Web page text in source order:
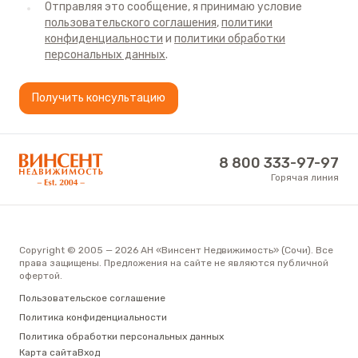
и техникой. Можно смело приглашать друзей на
новоселье сразу после покупки!
Курортный отличается очень выгодной локацией.
близость всей инфраструктуры – вот перечень
Очень удобный выезд на улицу Ленина позволяет
быстро доехать до делового центра Сочи,
добраться до Курортного проспекта,
Олимпийского парка или же курортов Красной
Поляны. Рядом с домом находится большое
Отправляя это сообщение, я принимаю условие
пользовательского соглашения,политики
конфиденциальности и политики обработки
персональных данных.
Получить консультацию
АН «Винсент Недвижимость» 8 800 333-97-97
Горячая линия
Copyright © 2005 — 2026 АН «Винсент Недвижимость» (Сочи). Все
права защищены. Предложения на сайте не являются публичной
офертой.
Пользовательское соглашение
Политика конфиденциальности
Политика обработки персональных данных
Карта сайтаВход